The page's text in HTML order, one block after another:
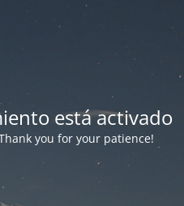
está activado
you for your patience!